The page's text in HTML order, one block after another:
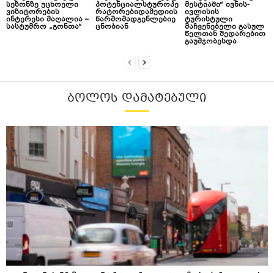
სეზონზე უცხოელი
ვიზიტორების
ინტერესი მაღალია –
სასტუმრო „გონთა“
პოტენციალსტუროპე
რატორებიდამედიის
წარმომადგენლებიე
ცნობიან
მესტიაში“ ივნის-
ივლისის
ტურისტული
მაჩვენებელი გასულ
წელთან შედარებით
გაუმჯობესდა
ᲑᲝᲚᲝᲡ ᲓᲐᲛᲐᲢᲔᲑᲣᲚᲘ